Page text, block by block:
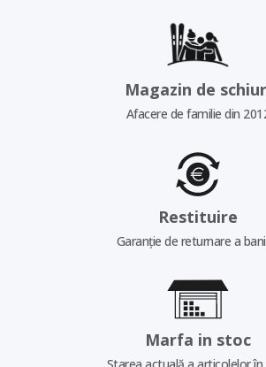
Magazin de
Afacere de familie din
Restituire
Garanție de returnare a
Marfa in stoc
Starea actuală a articolelor